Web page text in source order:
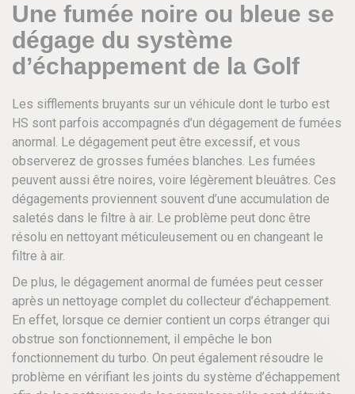
Une fumée noire ou bleue se
dégage du système
d’échappement de la Golf
Les sifflements bruyants sur un véhicule dont le turbo est
HS sont parfois accompagnés d’un dégagement de fumées
anormal. Le dégagement peut être excessif, et vous
observerez de grosses fumées blanches. Les fumées
peuvent aussi être noires, voire légèrement bleuâtres. Ces
dégagements proviennent souvent d’une accumulation de
saletés dans le filtre à air. Le problème peut donc être
résolu en nettoyant méticuleusement ou en changeant le
filtre à air.
De plus, le dégagement anormal de fumées peut cesser
après un nettoyage complet du collecteur d’échappement.
En effet, lorsque ce dernier contient un corps étranger qui
obstrue son fonctionnement, il empêche le bon
fonctionnement du turbo. On peut également résoudre le
problème en vérifiant les joints du système d’échappement